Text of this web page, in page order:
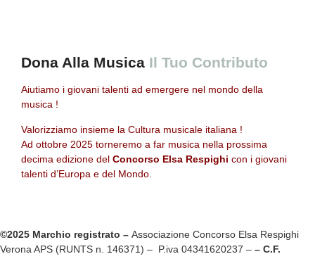
Dona Alla Musica Il Tuo Contributo
Aiutiamo i giovani talenti ad emergere nel mondo della
musica !
Valorizziamo insieme la Cultura musicale italiana !
Ad ottobre 2025 torneremo a far musica nella prossima
decima edizione del Concorso Elsa Respighi con i giovani
talenti d’Europa e del Mondo.
©2025 Marchio registrato – Associazione Concorso Elsa Respighi
Verona APS (RUNTS n. 146371) – P.iva 04341620237 – – C.F.